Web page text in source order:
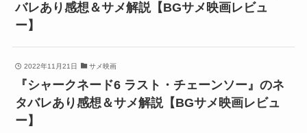
バレあり感想＆サメ解説【BGサメ映画レビュ
ー】
2022年11月21日 サメ映画
『シャークネード6 ラスト・チェーンソー』のネ
タバレあり感想＆サメ解説【BGサメ映画レビュ
ー】